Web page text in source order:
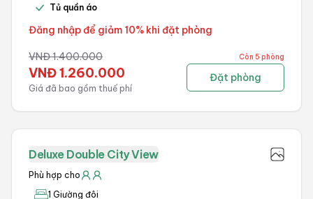
Tủ quần áo
Đăng nhập để giảm 10% khi đặt phòng
VNĐ1.400.000
VNĐ1.260.000
Giá đã bao gồm thuế phí
Còn 5 phòng
Đặt phòng
Deluxe Double City View
Phù hợp cho
1 Giường đôi